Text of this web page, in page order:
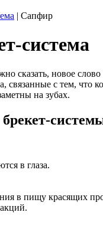
| Сапфир
система
сказать, новое
связанные с тем,
на зубах.
в глаза.
в пищу красящих